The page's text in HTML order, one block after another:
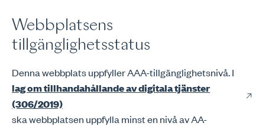
Webbplatsens
tillgänglighetsstatus
Denna webbplats uppfyller AAA-tillgänglighetsnivå. I
lag om tillhandahållande av digitala tjänster
(306/2019)
ska webbplatsen uppfylla minst en nivå av AA-